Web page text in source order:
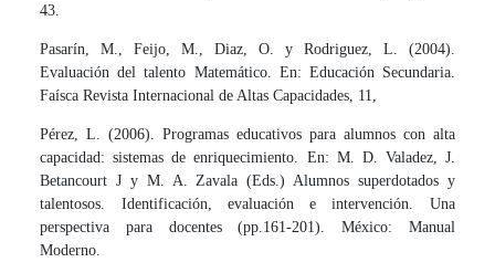
43.
Pasarín, M., Feijo, M., Diaz, O. y Rodriguez, L. (2004).
Evaluación del talento Matemático. En: Educación Secundaria.
Faísca Revista Internacional de Altas Capacidades, 11,
Pérez, L. (2006). Programas educativos para alumnos con alta
capacidad: sistemas de enriquecimiento. En: M. D. Valadez, J.
Betancourt J y M. A. Zavala (Eds.) Alumnos superdotados y
talentosos. Identificación, evaluación e intervención. Una
perspectiva para docentes (pp.161-201). México: Manual
Moderno.